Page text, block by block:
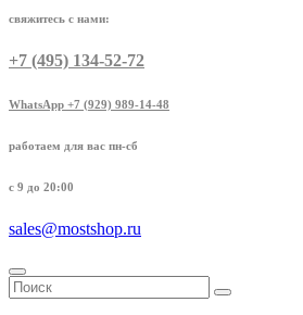
свяжитесь с нами:
+7 (495) 134-52-72
WhatsApp +7 (929) 989-14-48
работаем для вас пн-сб
с 9 до 20:00
sales@mostshop.ru